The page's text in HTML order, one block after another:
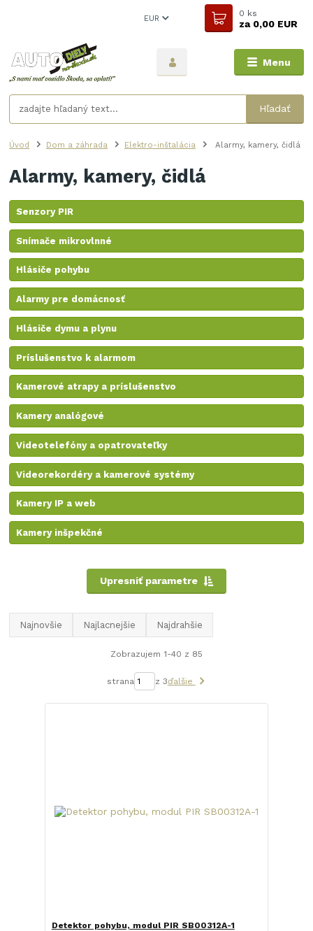
Menu
EUR
Hľadať
0 ks
za0,00 EUR
Úvod Dom a záhrada Elektro-inštalácia Alarmy, kamery, čidlá
Alarmy, kamery, čidlá
Senzory PIR
Snímače mikrovlnné
Hlásiče pohybu
Alarmy pre domácnosť
Hlásiče dymu a plynu
Príslušenstvo k alarmom
Kamerové atrapy a príslušenstvo
Kamery analógové
Videotelefóny a opatrovateľky
Videorekordéry a kamerové systémy
Kamery IP a web
Kamery inšpekčné
Upresniť parametre
Najnovšie Najlacnejšie Najdrahšie
Zobrazujem 1-40 z 85
strana z 3ďalšie
Detektor pohybu, modul PIR SB00312A-1